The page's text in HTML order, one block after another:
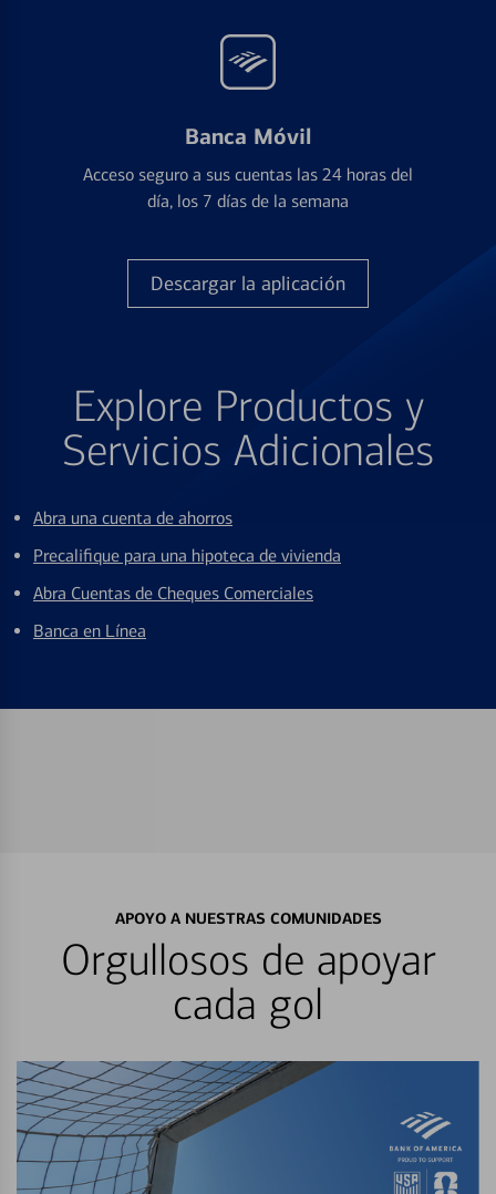
Banca Móvil
Acceso seguro a sus cuentas las 24 horas del
día, los 7 días de la semana
Descargar la aplicación
Explore Productos y
Servicios Adicionales
Abra una cuenta de ahorros
Precalifique para una hipoteca de vivienda
Abra Cuentas de Cheques Comerciales
Banca en Línea
APOYO A NUESTRAS COMUNIDADES
Orgullosos de apoyar
cada gol